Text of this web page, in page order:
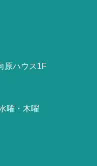
原ハウス1F
曜・木曜